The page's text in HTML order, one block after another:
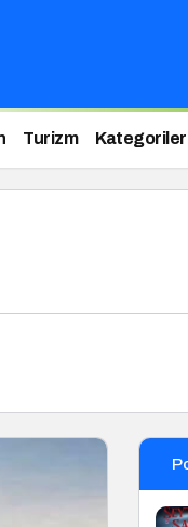
Turizm Kategoriler